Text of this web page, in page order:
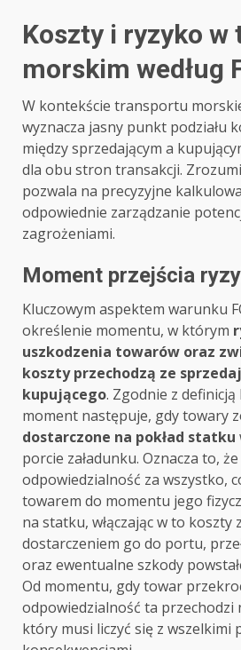
Koszty i ryzyko
morskim według
W kontekście transportu
wyznacza jasny punkt podziału
między sprzedającym a
dla obu stron transakcji.
pozwala na precyzyjne
odpowiednie zarządzanie
zagrożeniami.
Moment przejścia
Kluczowym aspektem warunku
określenie momentu, w którym
uszkodzenia towarów oraz
koszty przechodzą ze
kupującego. Zgodnie z
moment następuje, gdy towary
dostarczone na pokład statku
porcie załadunku. Oznacza to,
odpowiedzialność za wszystko,
towarem do momentu jego
na statku, włączając w to koszty
dostarczeniem go do portu,
oraz ewentualne szkody
Od momentu, gdy towar
odpowiedzialność ta przechodzi
który musi liczyć się z wszelkimi